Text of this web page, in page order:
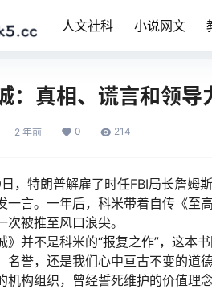
人文社科 小说网文
：真相、谎言和领导
2 年前 0 214
，特朗普解雇了时任FBI局长詹姆
一言。一年后，科米带着自传《至
次被推至风口浪尖。
》并不是科米的“报复之作”，这
名誉，还是我们心中亘古不变的道
机构组织，曾经誓死维护的价值理